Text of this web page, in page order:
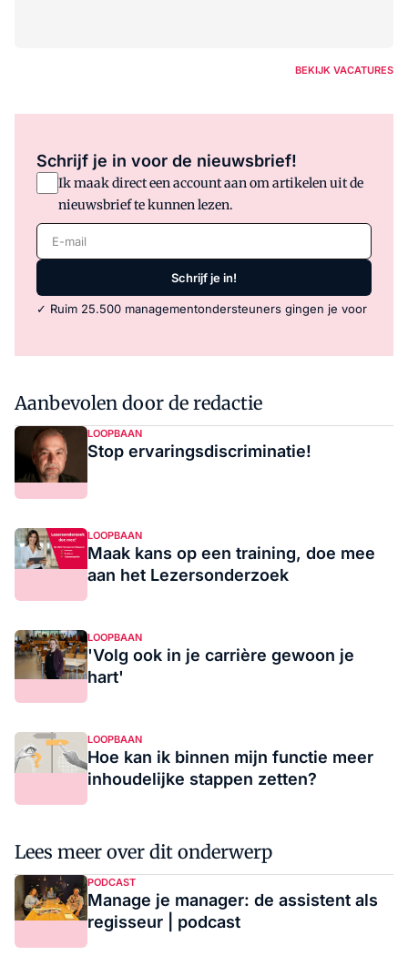
BEKIJK VACATURES
Schrijf je in voor de nieuwsbrief!
Ik maak direct een account aan om artikelen uit de
nieuwsbrief te kunnen lezen.
E-mail
Schrijf je in!
✓ Ruim 25.500 managementondersteuners gingen je voor
Aanbevolen door de redactie
LOOPBAAN
Stop ervaringsdiscriminatie!
LOOPBAAN
Maak kans op een training, doe mee
aan het Lezersonderzoek
LOOPBAAN
'Volg ook in je carrière gewoon je
hart'
LOOPBAAN
Hoe kan ik binnen mijn functie meer
inhoudelijke stappen zetten?
Lees meer over dit onderwerp
PODCAST
Manage je manager: de assistent als
regisseur | podcast